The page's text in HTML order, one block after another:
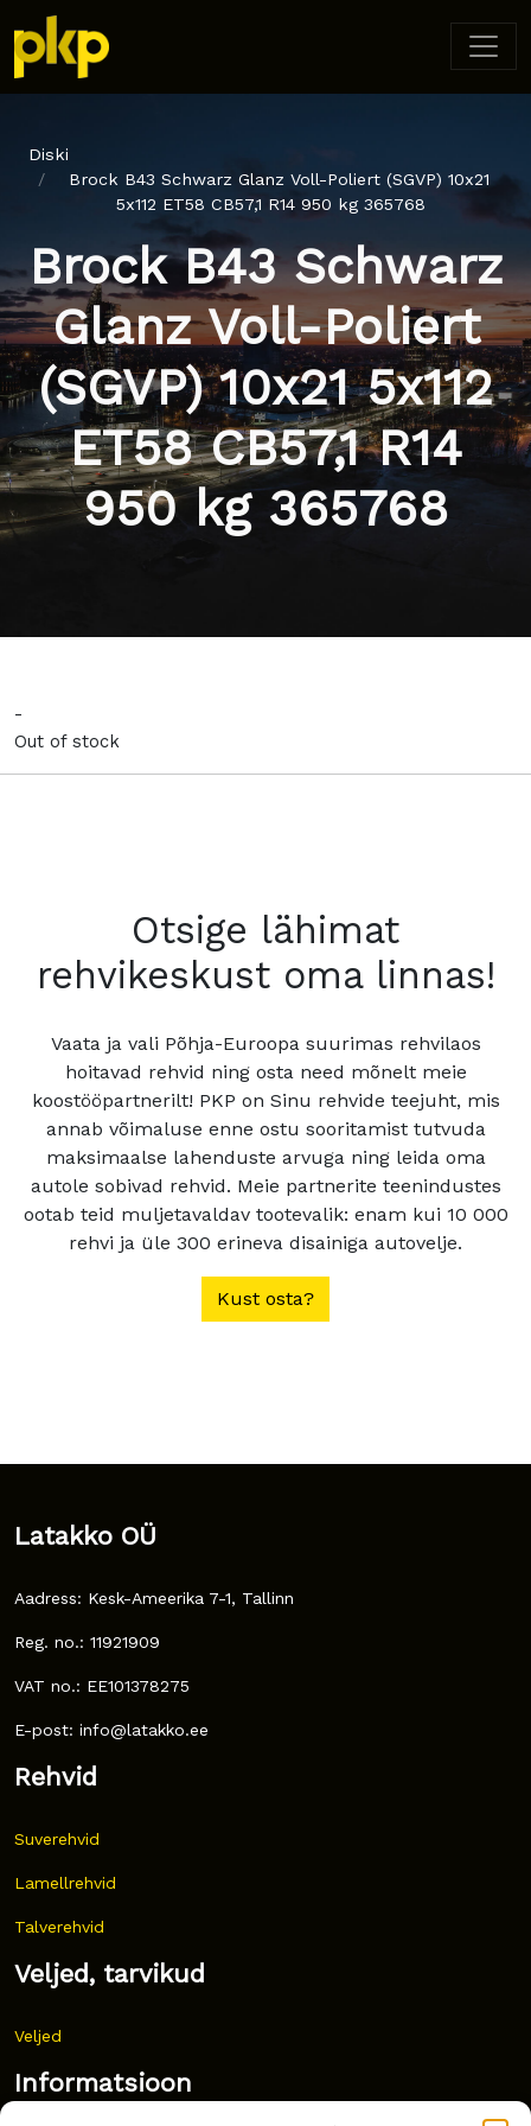
Diski
Brock B43 Schwarz Glanz Voll-Poliert (SGVP) 10x21
5x112 ET58 CB57,1 R14 950 kg 365768
Brock B43 Schwarz
Glanz Voll-Poliert
(SGVP) 10x21 5x112
ET58 CB57,1 R14
950 kg 365768
-
Out of stock
Otsige lähimat
rehvikeskust oma linnas!
Vaata ja vali Põhja-Euroopa suurimas rehvilaos
hoitavad rehvid ning osta need mõnelt meie
koostööpartnerilt! PKP on Sinu rehvide teejuht, mis
annab võimaluse enne ostu sooritamist tutvuda
maksimaalse lahenduste arvuga ning leida oma
autole sobivad rehvid. Meie partnerite teenindustes
ootab teid muljetavaldav tootevalik: enam kui 10 000
rehvi ja üle 300 erineva disainiga autovelje.
Kust osta?
Latakko OÜ
Aadress: Kesk-Ameerika 7-1, Tallinn
Reg. no.: 11921909
VAT no.: EE101378275
E-post: info@latakko.ee
Rehvid
Suverehvid
Lamellrehvid
Talverehvid
Veljed, tarvikud
Veljed
Informatsioon